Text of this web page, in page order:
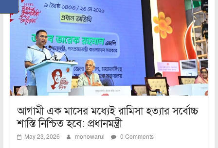
আগামী এক মাসের মধ্যেই রামিসা হত্যার সর্বোচ্চ
শাস্তি নিশ্চিত হবে: প্রধানমন্ত্রী
May 23, 2026 monowarul 0 Comments